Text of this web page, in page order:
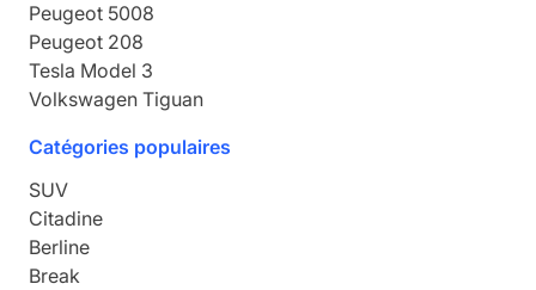
Peugeot 5008
Peugeot 208
Tesla Model 3
Volkswagen Tiguan
Catégories populaires
SUV
Citadine
Berline
Break